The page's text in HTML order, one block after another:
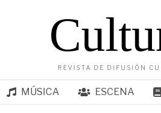
REVISTA DE DIFUSIÓN
MÚSICA ESCENA